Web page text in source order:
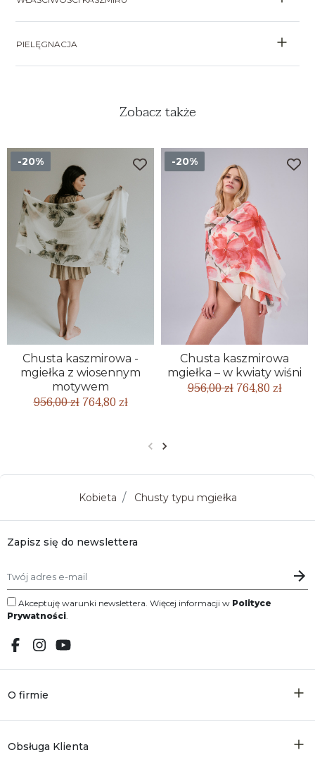
PIELĘGNACJA
Zobacz także
-20%
Chusta kaszmirowa -
mgiełka z wiosennym
motywem
956,00 zł764,80 zł
-20%
Chusta kaszmirowa
mgiełka – w kwiaty wiśni
956,00 zł764,80 zł
Poprzedni
Następny
Kobieta Chusty typu mgiełka
Zapisz się do newslettera
Akceptuję warunki newslettera. Więcej informacji w Polityce
Prywatności.
O firmie
Obsługa Klienta